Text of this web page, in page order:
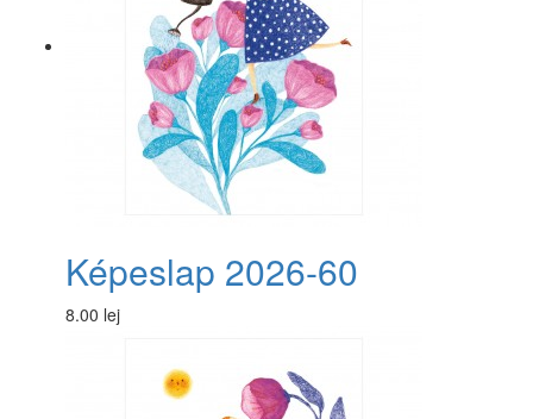
Képeslap 2026-60
8.00 lej